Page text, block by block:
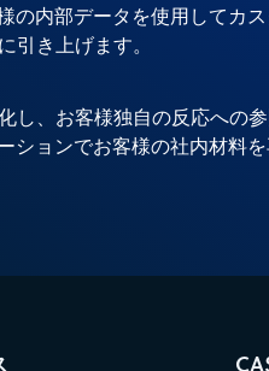
の内部データを使用してカ
引き上げます。
し、お客様独自の反応への
ションでお客様の社内材料